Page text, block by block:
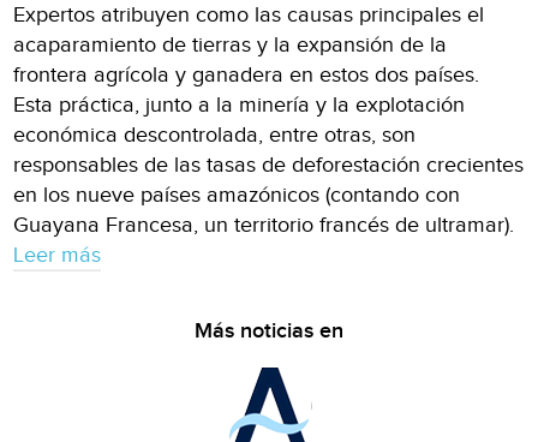
Expertos atribuyen como las causas principales el
acaparamiento de tierras y la expansión de la
frontera agrícola y ganadera en estos dos países.
Esta práctica, junto a la minería y la explotación
económica descontrolada, entre otras, son
responsables de las tasas de deforestación crecientes
en los nueve países amazónicos (contando con
Guayana Francesa, un territorio francés de ultramar).
Leer más
Más noticias en